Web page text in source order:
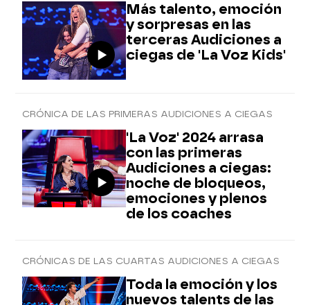
Más talento, emoción
y sorpresas en las
terceras Audiciones a
ciegas de 'La Voz Kids'
CRÓNICA DE LAS PRIMERAS AUDICIONES A CIEGAS
'La Voz' 2024 arrasa
con las primeras
Audiciones a ciegas:
noche de bloqueos,
emociones y plenos
de los coaches
CRÓNICAS DE LAS CUARTAS AUDICIONES A CIEGAS
Toda la emoción y los
nuevos talents de las